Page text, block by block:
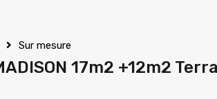
Sur mesure
17m2 +12m2